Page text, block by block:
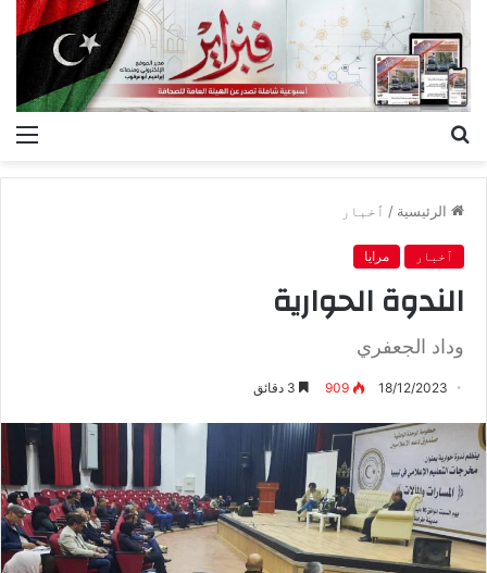
الرئيسية / ٱخبار
ٱخبار مرايا
الندوة الحوارية
وداد الجعفري
18/12/2023
909